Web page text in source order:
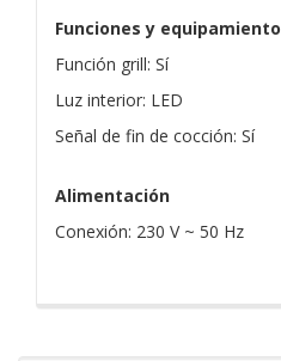
Funciones y equipamiento
Función grill: Sí
Luz interior: LED
Señal de fin de cocción: Sí
Alimentación
Conexión: 230 V ~ 50 Hz